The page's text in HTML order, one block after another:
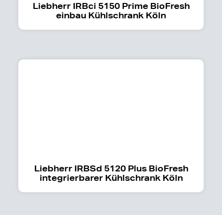
Liebherr IRBci 5150 Prime BioFresh
einbau Kühlschrank Köln
Liebherr IRBSd 5120 Plus BioFresh
integrierbarer Kühlschrank Köln